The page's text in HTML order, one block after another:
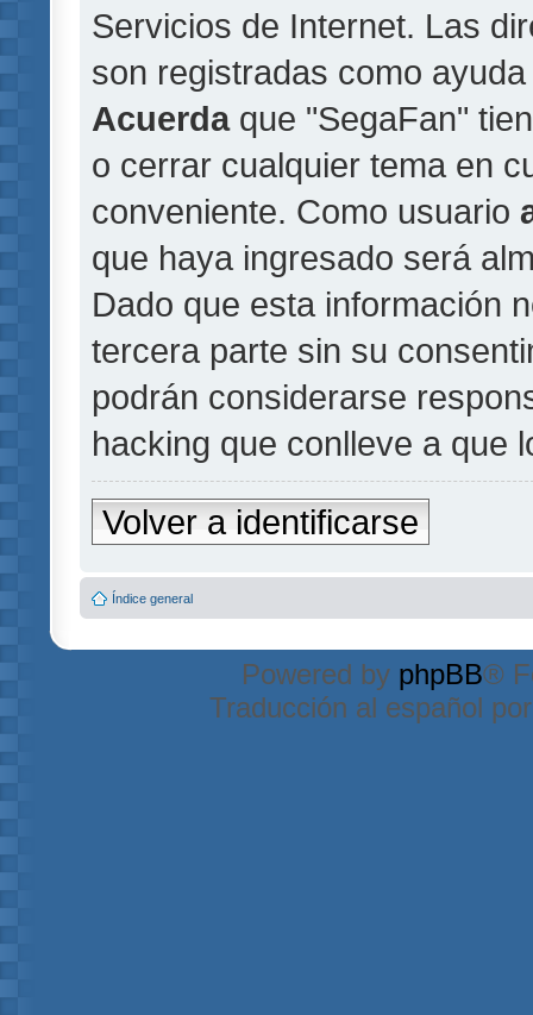
Servicios de Internet. Las
son registradas como
Acuerdaque "SegaFan"
o cerrar cualquier tema en
conveniente. Como usuario
que haya ingresado será
Dado que esta información
tercera parte sin su
podrán considerarse
hacking que conlleve a que
Volver a identificarse
Índice general
Powered by phpBB®
Traducción al español